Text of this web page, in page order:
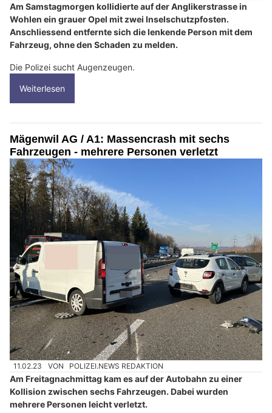
Am Samstagmorgen kollidierte auf der Anglikerstrasse in
Wohlen ein grauer Opel mit zwei Inselschutzpfosten.
Anschliessend entfernte sich die lenkende Person mit dem
Fahrzeug, ohne den Schaden zu melden.
Die Polizei sucht Augenzeugen.
Weiterlesen
Mägenwil AG / A1: Massencrash mit sechs
Fahrzeugen - mehrere Personen verletzt
11.02.23 VON POLIZEI.NEWS REDAKTION
Am Freitagnachmittag kam es auf der Autobahn zu einer
Kollision zwischen sechs Fahrzeugen. Dabei wurden
mehrere Personen leicht verletzt.